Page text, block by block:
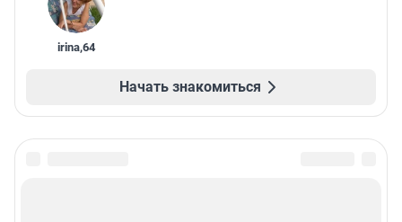
irina,64
Начать знакомиться